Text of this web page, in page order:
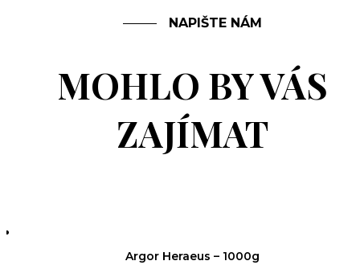
NAPIŠTE NÁM
MOHLO BY VÁS
ZAJÍMAT
Argor Heraeus – 1000g